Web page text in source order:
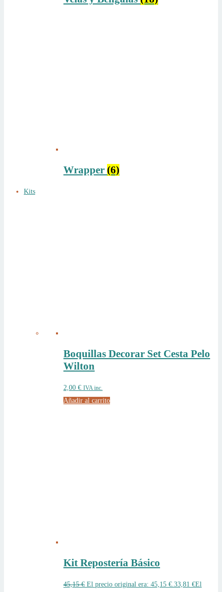
Wrapper (6)
Kits
Boquillas Decorar Set Cesta Pelo
Wilton
2,00 € IVA inc.
Añadir al carrito
Kit Repostería Básico
45,15€ El precio original era: 45,15 €. 33,81 €El